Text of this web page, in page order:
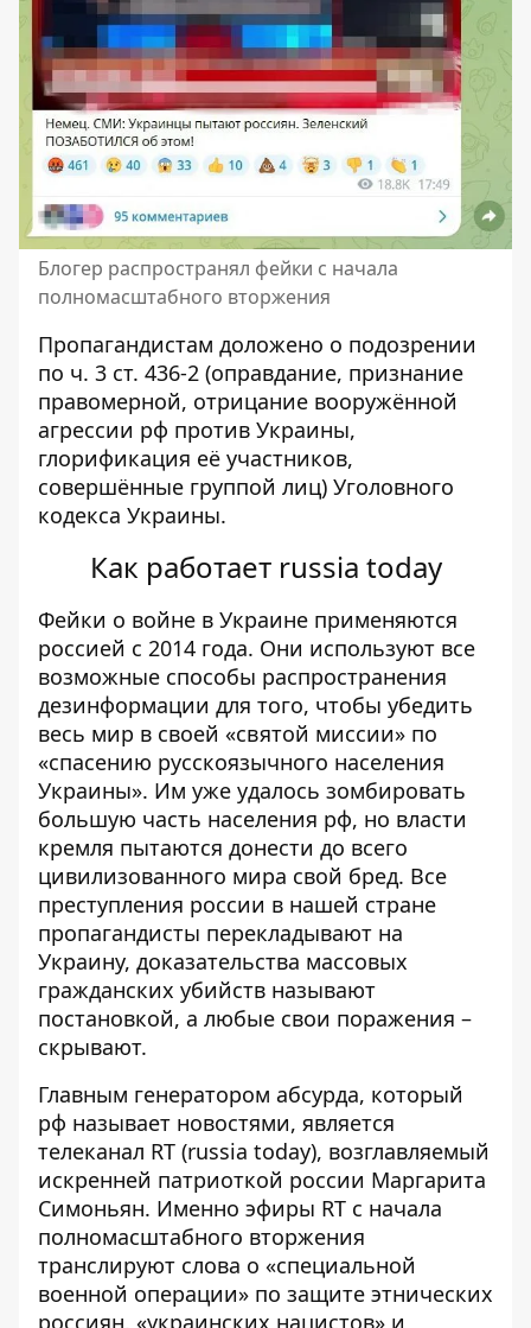
Блогер распространял фейки с начала
полномасштабного вторжения
Пропагандистам доложено о подозрении
по ч. 3 ст. 436-2 (оправдание, признание
правомерной, отрицание вооружённой
агрессии рф против Украины,
глорификация её участников,
совершённые группой лиц) Уголовного
кодекса Украины.
Как работает russia today
Фейки о войне в Украине применяются
россией с 2014 года. Они используют все
возможные способы распространения
дезинформации для того, чтобы убедить
весь мир в своей «святой миссии» по
«спасению русскоязычного населения
Украины». Им уже удалось зомбировать
большую часть населения рф, но власти
кремля пытаются донести до всего
цивилизованного мира свой бред. Все
преступления россии в нашей стране
пропагандисты перекладывают на
Украину, доказательства массовых
гражданских убийств называют
постановкой, а любые свои поражения –
скрывают.
Главным генератором абсурда, который
рф называет новостями, является
телеканал RT (russia today), возглавляемый
искренней патриоткой россии Маргарита
Симоньян. Именно эфиры RT с начала
полномасштабного вторжения
транслируют слова о «специальной
военной операции» по защите этнических
россиян, «украинских нацистов» и